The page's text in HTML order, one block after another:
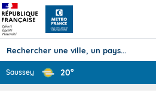
Saussey 20°